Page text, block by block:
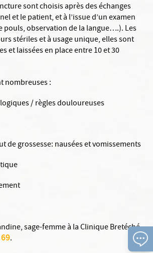
sont choisis après des échanges
et le patient, et à l’issue d’un examen
pouls, observation de la langue….). Les
stériles et à usage unique, elles sont
et laissées en place entre 10 et 30
nombreuses :
/ règles douloureuses
de grossesse: nausées et vomissements
sage-femme à la Clinique Bretéché
.